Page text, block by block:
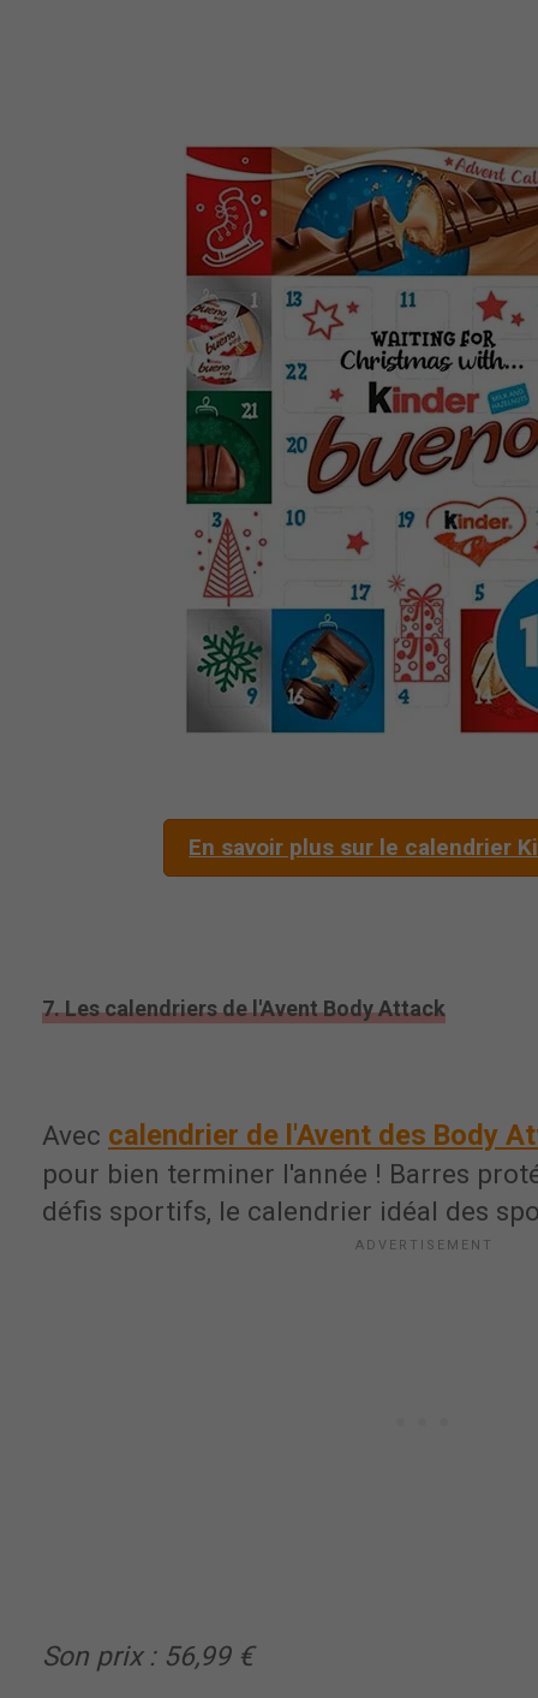
En savoir plus sur le calendrier
7. Les calendriers de l'Avent Body Attack
Avec calendrier de l'Avent des Body
pour bien terminer l'année ! Barres
défis sportifs, le calendrier idéal des
Son prix : 56,99 €